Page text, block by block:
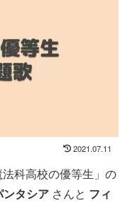
2021.07.11
科高校の優等生」の
タシア さんと フィ